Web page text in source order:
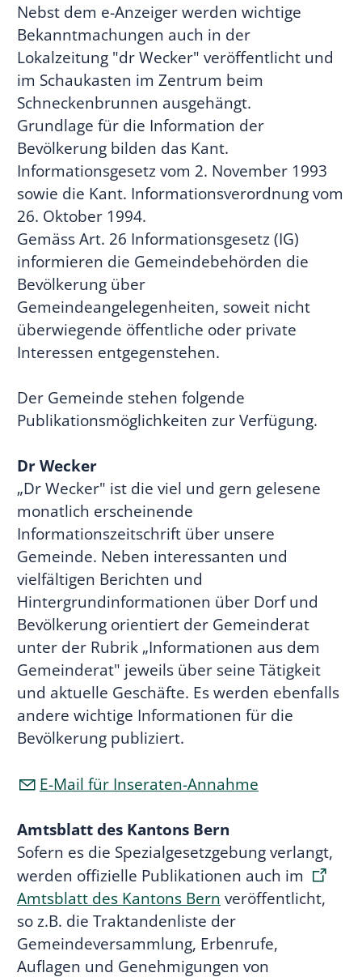
Nebst dem e-Anzeiger werden wichtige
Bekanntmachungen auch in der
Lokalzeitung "dr Wecker" veröffentlicht und
im Schaukasten im Zentrum beim
Schneckenbrunnen ausgehängt.
Grundlage für die Information der
Bevölkerung bilden das Kant.
Informationsgesetz vom 2. November 1993
sowie die Kant. Informationsverordnung vom
26. Oktober 1994.
Gemäss Art. 26 Informationsgesetz (IG)
informieren die Gemeindebehörden die
Bevölkerung über
Gemeindeangelegenheiten, soweit nicht
überwiegende öffentliche oder private
Interessen entgegenstehen.
Der Gemeinde stehen folgende
Publikationsmöglichkeiten zur Verfügung.
Dr Wecker
„Dr Wecker" ist die viel und gern gelesene
monatlich erscheinende
Informationszeitschrift über unsere
Gemeinde. Neben interessanten und
vielfältigen Berichten und
Hintergrundinformationen über Dorf und
Bevölkerung orientiert der Gemeinderat
unter der Rubrik „Informationen aus dem
Gemeinderat" jeweils über seine Tätigkeit
und aktuelle Geschäfte. Es werden ebenfalls
andere wichtige Informationen für die
Bevölkerung publiziert.
E-Mail für Inseraten-Annahme
Amtsblatt des Kantons Bern
Sofern es die Spezialgesetzgebung verlangt,
werden offizielle Publikationen auch im
Amtsblatt des Kantons Bern veröffentlicht,
so z.B. die Traktandenliste der
Gemeindeversammlung, Erbenrufe,
Auflagen und Genehmigungen von